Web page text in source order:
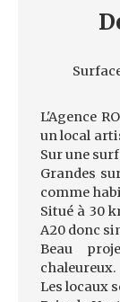
L'Agence
un local
Sur une
Grandes
comme
Situé à 30
A20 donc
Beau
chaleureux.
Les locaux